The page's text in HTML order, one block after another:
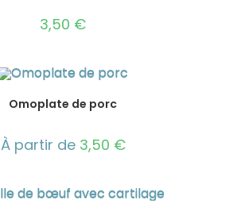
3,50 €
Omoplate de porc
À partir de 3,50 €